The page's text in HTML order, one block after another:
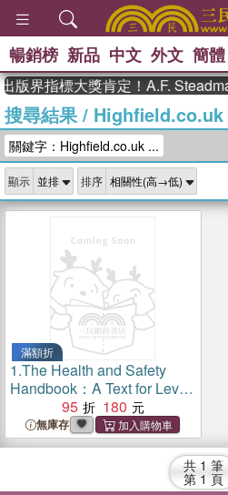
熱搜：
、 The
獎 臺灣
登輝時代
偉大的
暢銷榜 新品 中文 外文 簡體
版界指標大獎肯定！A.F.
搜尋結果/
關鍵字：Highfield.co.uk ...
顯示 排序
滿額折
1.The Health and Safety
Handbook：A Text for Level
2 Health and Safety Courses
95 180
無庫存
共 1 筆
第 1 頁